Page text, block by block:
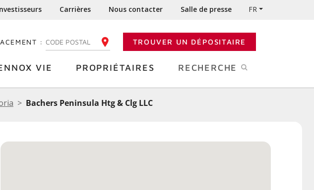
Carrières Nous contacter Salle de presse FR
: ENTREZ VOTRE CODE POSTALTROUVER UN DÉPOSITAIRE
VIE PROPRIÉTAIRES RECHERCHE
Bachers Peninsula Htg & Clg LLC